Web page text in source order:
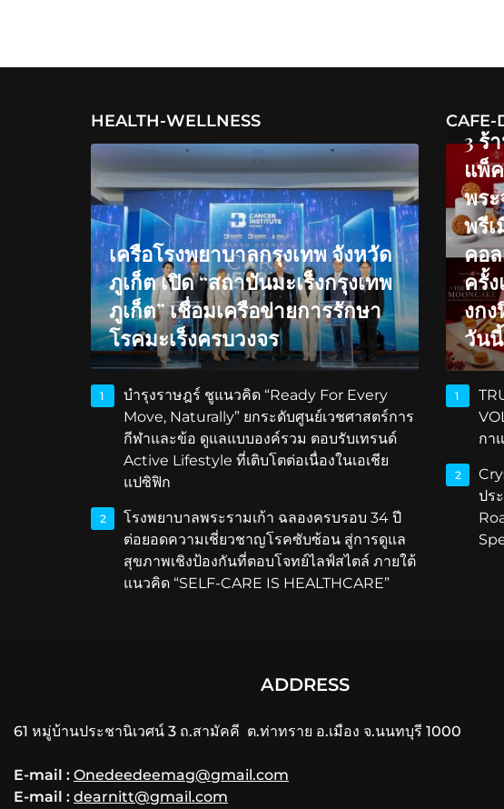
HEALTH-WELLNESS
เครือโรงพยาบาลกรุงเทพ จังหวัด
ภูเก็ต เปิด “สถาบันมะเร็งกรุงเทพ
ภูเก็ต” เชื่อมเครือข่ายการรักษา
โรคมะเร็งครบวงจร
1
บำรุงราษฎร์ ชูแนวคิด “Ready For Every
Move, Naturally” ยกระดับศูนย์เวชศาสตร์การ
กีฬาและข้อ ดูแลแบบองค์รวม ตอบรับเทรนด์
Active Lifestyle ที่เติบโตต่อเนื่องในเอเชีย
แปซิฟิก
2
โรงพยาบาลพระรามเก้า ฉลองครบรอบ 34 ปี
ต่อยอดความเชี่ยวชาญโรคซับซ้อน สู่การดูแล
สุขภาพเชิงป้องกันที่ตอบโจทย์ไลฟ์สไตล์ ภายใต้
แนวคิด “SELF-CARE IS HEALTHCARE”
CAFE-
3 ร้
แพ็
พร
พรี
คอ
ครั้ง
งก
วันนี้
1
กา
2
ปร
ADDRESS
61 หมู่บ้านประชานิเวศน์ 3 ถ.สามัคคี ต.ท่าทราย อ.เมือง จ.นนทบุรี 1000
E-mail : Onedeedeemag@gmail.com
E-mail : dearnitt@gmail.com